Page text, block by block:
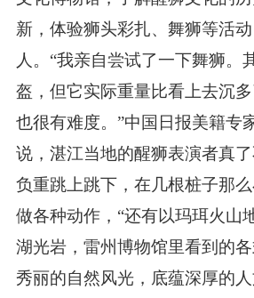
新，体验狮头彩扎、舞狮等活
人。“我亲自尝试了一下舞狮。
盔，但它实际重量比看上去沉
也很有难度。”中国日报美籍专
说，湛江当地的醒狮表演者真
负重跳上跳下，在几根桩子那
做各种动作，“还有以玛珥火山
湖光岩，雷州博物馆里看到的
秀丽的自然风光，底蕴深厚的